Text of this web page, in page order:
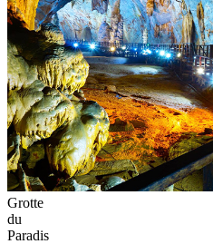
Grotte
du
Paradis